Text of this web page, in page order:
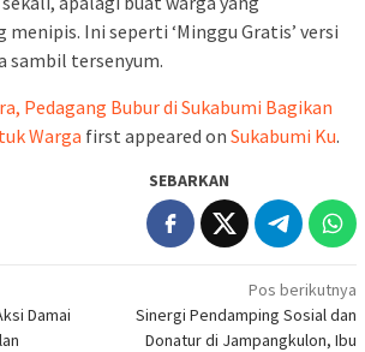
menipis. Ini seperti ‘Minggu Gratis’ versi
sambil tersenyum.
Pedagang Bubur di Sukabumi Bagikan
Warga first appeared on Sukabumi Ku.
SEBARKAN
Damai
Pos berikutnya
Sinergi Pendamping Sosial dan
Donatur di Jampangkulon, Ibu